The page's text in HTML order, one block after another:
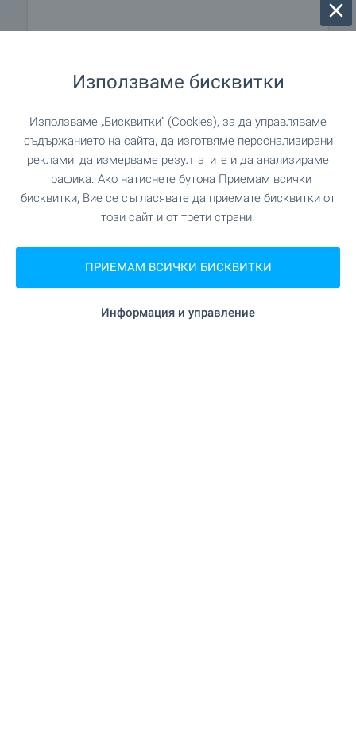
Супермаркет"Универсален магазин" на 11.2
км.
Супермаркет на 12.6 км.
Пазар"Смесен Магазин" на 17.1 км.
Пекарнана 11.1 км.
Използваме бисквитки
Използваме „Бисквитки“ (Cookies), за да управляваме
съдържанието на сайта, да изготвяме персонализирани
реклами, да измерваме резултатите и да анализираме
трафика. Ако натиснете бутона Приемам всички
бисквитки, Вие се съгласявате да приемате бисквитки от
този сайт и от трети страни.
ПРИЕМАМ ВСИЧКИ БИСКВИТКИ
Информация и управление